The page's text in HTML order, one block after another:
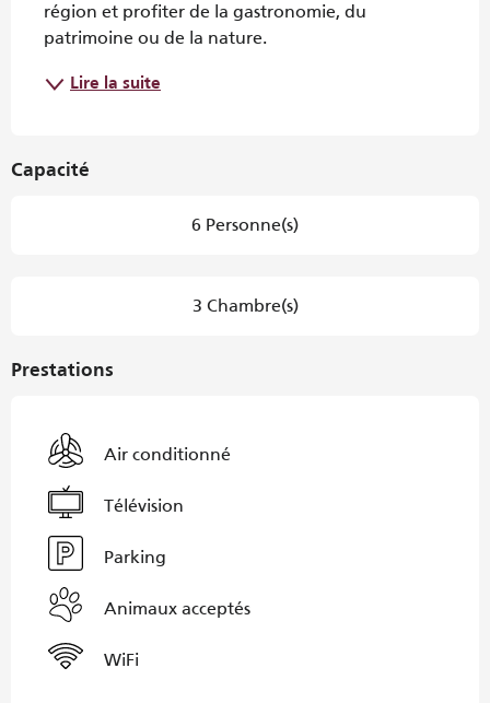
région et profiter de la gastronomie, du
patrimoine ou de la nature.
Lire la suite
Capacité
6 Personne(s)
3 Chambre(s)
Prestations
Air conditionné
Télévision
Parking
Animaux acceptés
WiFi